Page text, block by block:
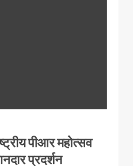
पीआर महोत्सव
प्रदर्शन